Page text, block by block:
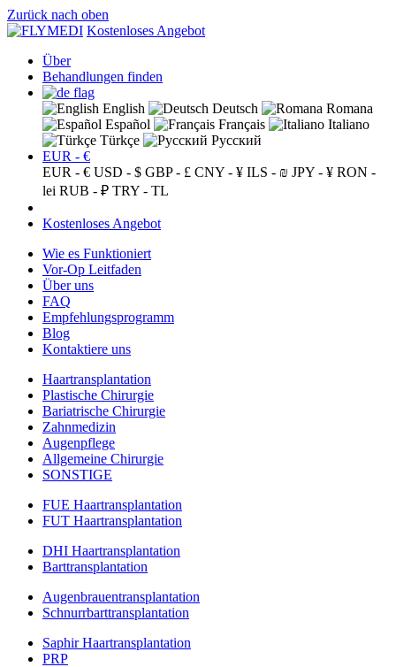
Zurück nach oben
Kostenloses Angebot
Über
Behandlungen finden
English Deutsch
Romana
Español
Français
Italiano
Türkçe
Русский
EUR - €
EUR - € USD - $ GBP - £ CNY - ¥ ILS - ₪ JPY - ¥ RON -
lei RUB - ₽ TRY - TL
Kostenloses Angebot
Wie es Funktioniert
Vor-Op Leitfaden
Über uns
FAQ
Empfehlungsprogramm
Blog
Kontaktiere uns
Haartransplantation
Plastische Chirurgie
Bariatrische Chirurgie
Zahnmedizin
Augenpflege
Allgemeine Chirurgie
SONSTIGE
FUE Haartransplantation
FUT Haartransplantation
DHI Haartransplantation
Barttransplantation
Augenbrauentransplantation
Schnurrbarttransplantation
Saphir Haartransplantation
PRP